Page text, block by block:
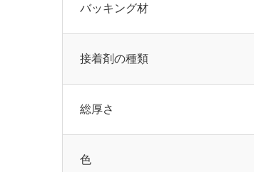
バッキング材
接着剤の種類
総厚さ
色